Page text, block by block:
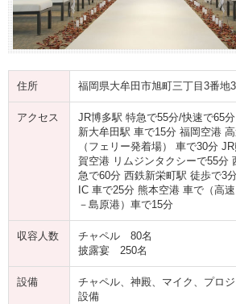
住所 福岡県大牟田市旭町三丁目3番地3
アクセス
JR博多駅 特急で55分/快速で65
新大牟田駅 車で15分 福岡空港
（フェリー発着場） 車で30分
賀空港 リムジンタクシーで55分
急で60分 西鉄新栄町駅 徒歩で3
IC 車で25分 熊本空港 車で（高
－島原港）車で15分
収容人数
チャペル 80名
披露宴 250名
設備
チャペル、神殿、マイク、プロ
設備